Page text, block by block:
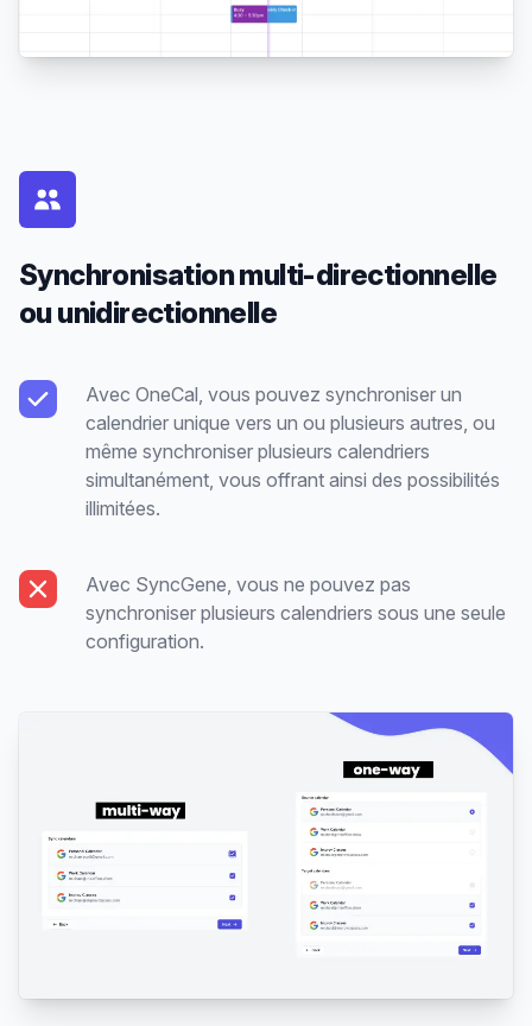
Synchronisation multi-directionnelle
ou unidirectionnelle
Avec OneCal, vous pouvez synchroniser un
calendrier unique vers un ou plusieurs autres, ou
même synchroniser plusieurs calendriers
simultanément, vous offrant ainsi des possibilités
illimitées.
Avec SyncGene, vous ne pouvez pas
synchroniser plusieurs calendriers sous une seule
configuration.